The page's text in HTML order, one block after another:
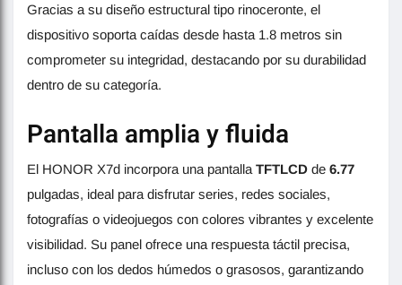
Gracias a su diseño estructural tipo rinoceronte, el
dispositivo soporta caídas desde hasta 1.8 metros sin
comprometer su integridad, destacando por su durabilidad
dentro de su categoría.
Pantalla amplia y fluida
El HONOR X7d incorpora una pantalla TFTLCD de 6.77
pulgadas, ideal para disfrutar series, redes sociales,
fotografías o videojuegos con colores vibrantes y excelente
visibilidad. Su panel ofrece una respuesta táctil precisa,
incluso con los dedos húmedos o grasosos, garantizando